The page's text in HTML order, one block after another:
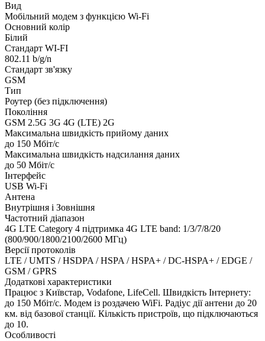
Вид
Мобільний модем з функцією Wi-Fi
Основний колір
Білий
Стандарт WI-FI
802.11 b/g/n
Стандарт зв'язку
GSM
Тип
Роутер (без підключення)
Покоління
GSM 2.5G 3G 4G (LTE) 2G
Максимальна швидкість прийому даних
до 150 Мбіт/с
Максимальна швидкість надсилання даних
до 50 Мбіт/с
Інтерфейс
USB Wi-Fi
Антена
Внутрішня і Зовнішня
Частотний діапазон
4G LTE Category 4 підтримка 4G LTE band: 1/3/7/8/20
(800/900/1800/2100/2600 МГц)
Версії протоколів
LTE / UMTS / HSDPA / HSPA / HSPA+ / DC-HSPA+ / EDGE /
GSM / GPRS
Додаткові характеристики
Працює з Київстар, Vodafone, LifeCell. Швидкість Інтернету:
до 150 Мбіт/с. Модем із роздачею WiFi. Радіус дії антени до 20
км. від базової станції. Кількість пристроїв, що підключаються
до 10.
Особливості